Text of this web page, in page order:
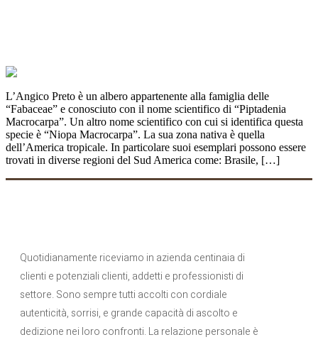
L’Angico Preto è un albero appartenente alla famiglia delle
“Fabaceae” e conosciuto con il nome scientifico di “Piptadenia
Macrocarpa”. Un altro nome scientifico con cui si identifica questa
specie è “Niopa Macrocarpa”. La sua zona nativa è quella
dell’America tropicale. In particolare suoi esemplari possono essere
trovati in diverse regioni del Sud America come: Brasile, […]
Quotidianamente riceviamo in azienda centinaia di
clienti e potenziali clienti, addetti e professionisti di
settore. Sono sempre tutti accolti con cordiale
autenticità, sorrisi, e grande capacità di ascolto e
dedizione nei loro confronti. La relazione personale è